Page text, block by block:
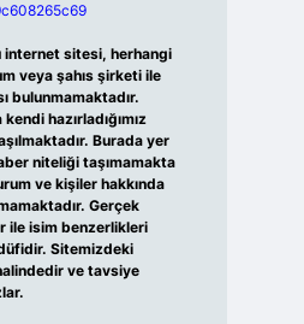
internet sitesi, herhangi
veya şahıs şirketi ile
bulunmamaktadır.
hazırladığımız
Burada yer
niteliği taşımamakta
ve kişiler hakkında
Gerçek
ile isim benzerlikleri
Sitemizdeki
ve tavsiye